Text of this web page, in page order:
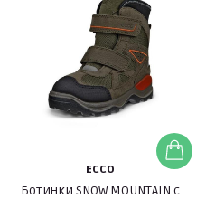
ECCO
Ботинки SNOW MOUNTAIN с